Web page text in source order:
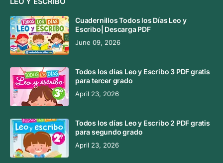
Cuadernillos Todos los Días Leo y
Escribo| Descarga PDF
June 09, 2026
Todos los días Leo y Escribo 3 PDF gratis
para tercer grado
April 23, 2026
Todos los días Leo y Escribo 2 PDF gratis
para segundo grado
April 23, 2026